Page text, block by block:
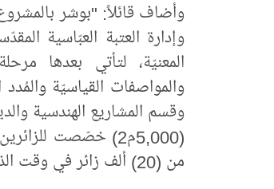
وأضاف قائلاً: "بوشر
وإدارة العتبة العبّاسية
المعنيّة، لتأتي بعدها
والمواصفات القياسيّة
وقسم المشاريع الهندسية
(5,000م2) خصّصت
من (20) ألف زائر في وقت الذروة".